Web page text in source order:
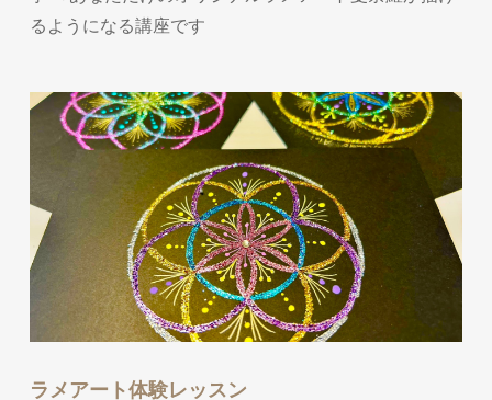
るようになる講座です
ラメアート体験レッスン